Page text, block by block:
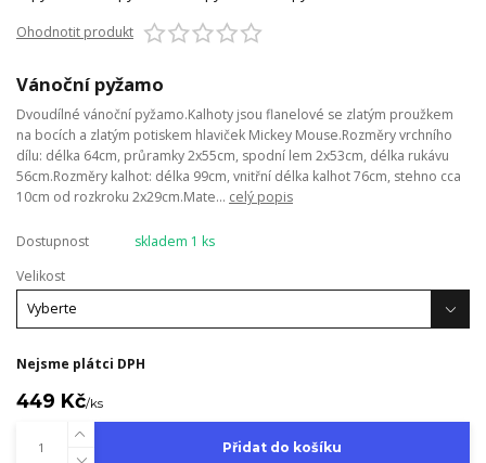
Ohodnotit produkt
Vánoční pyžamo
Dvoudílné vánoční pyžamo.Kalhoty jsou flanelové se zlatým proužkem
na bocích a zlatým potiskem hlaviček Mickey Mouse.Rozměry vrchního
dílu: délka 64cm, průramky 2x55cm, spodní lem 2x53cm, délka rukávu
56cm.Rozměry kalhot: délka 99cm, vnitřní délka kalhot 76cm, stehno cca
10cm od rozkroku 2x29cm.Mate... celý popis
Dostupnost
skladem 1 ks
Velikost
Nejsme plátci DPH
449 Kč/ks
Přidat do košíku